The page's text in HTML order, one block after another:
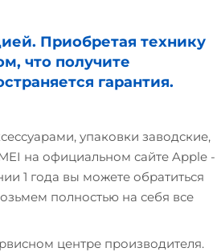
Приобретая технику
что получите
гарантия.
упаковки заводские,
на официальном сайте Apple -
1 года вы можете обратиться
полностью на себя все
центре производителя.